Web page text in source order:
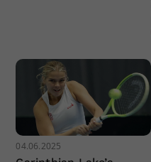
04.06.2025